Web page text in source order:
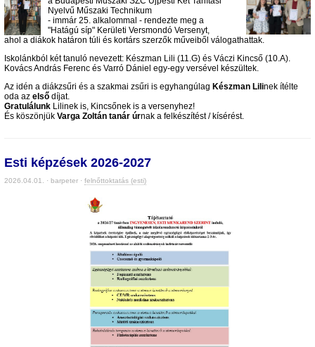
Nyelvű Műszaki Technikum
- immár 25. alkalommal - rendezte meg a
"Hatágú síp" Kerületi Versmondó Versenyt,
ahol a diákok határon túli és kortárs szerzők műveiből válogathattak.
Iskolánkból két tanuló nevezett: Készman Lili (11.G) és Váczi Kincső (10.A).
Kovács András Ferenc és Varró Dániel egy-egy versével készültek.
Az idén a diákzsűri és a szakmai zsűri is egyhangúlag Készman Lilinek ítélte
oda az első díjat.
Gratulálunk Lilinek is, Kincsőnek is a versenyhez!
És köszönjük Varga Zoltán tanár úrnak a felkészítést / kísérést.
Esti képzések 2026-2027
2026.04.01. · barpeter · felnőttoktatás (esti)